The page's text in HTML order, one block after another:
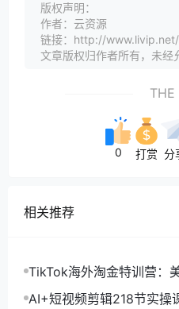
版权声明：
作者：云资源
链接：http://
文章版权归作者所有，未经
THE
0 打赏 分
相关推荐
TikTok海外淘金特训营：
+剪映数字人，月入1.5万
AI+短视频剪辑218节实操